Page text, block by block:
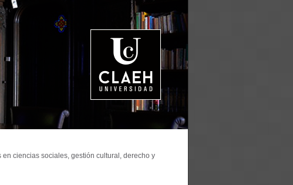
ciencias sociales, gestión cultural, derecho y